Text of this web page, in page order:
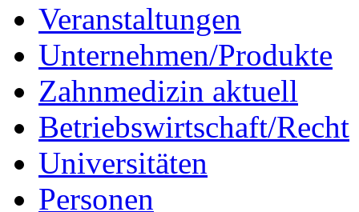
Veranstaltungen
Unternehmen/Produkte
Zahnmedizin aktuell
Betriebswirtschaft/Recht
Universitäten
Personen